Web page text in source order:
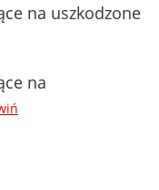
na uszkodzone
na